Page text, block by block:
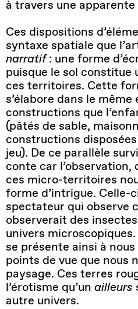
à travers une
Ces dispositions
syntaxe spatiale que
narratif: une forme
puisque le sol constitue
ces territoires. Cette
s’élabore dans le
constructions que
(pâtés de sable,
constructions
jeu). De ce parallèle
conte car
ces micro-territoires
forme d’intrigue. Celle-
spectateur qui observe
observerait des
univers
se présente ainsi à
points de vue que nous
paysage. Ces terres
l’érotisme qu’un ailleurs
autre univers.